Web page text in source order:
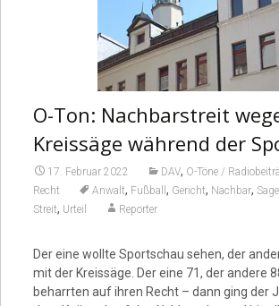
O-Ton: Nachbarstreit
Kreissäge während der
17. Februar 2022 DAV, O-Töne /
Recht Anwalt, Fußball , Gericht, Nachbar, Sage
Streit, Urteil Reporter
Der eine wollte Sportschau sehen, der
mit der Kreissäge. Der eine 71, der andere
beharrten auf ihren Recht – dann ging der